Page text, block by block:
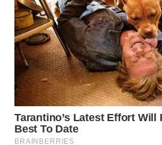
KALBAR
WN
KALTENG
WN
KALTARA
WN
KALSEL